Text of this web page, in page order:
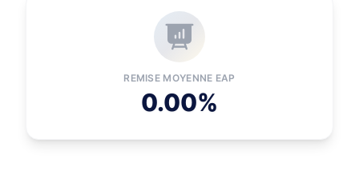
REMISE MOYENNE EAP
0.00%